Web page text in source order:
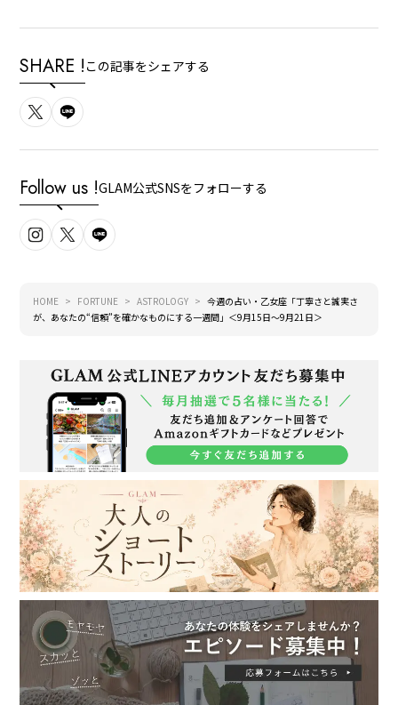
SHARE ! この記事をシェアする
Follow us !GLAM公式SNSをフォローする
HOME FORTUNE ASTROLOGY
今週の占い・乙女座「丁寧さと誠実さ
が、あなたの“信頼”を確かなものにする一週間」＜9月15日～9月21日＞